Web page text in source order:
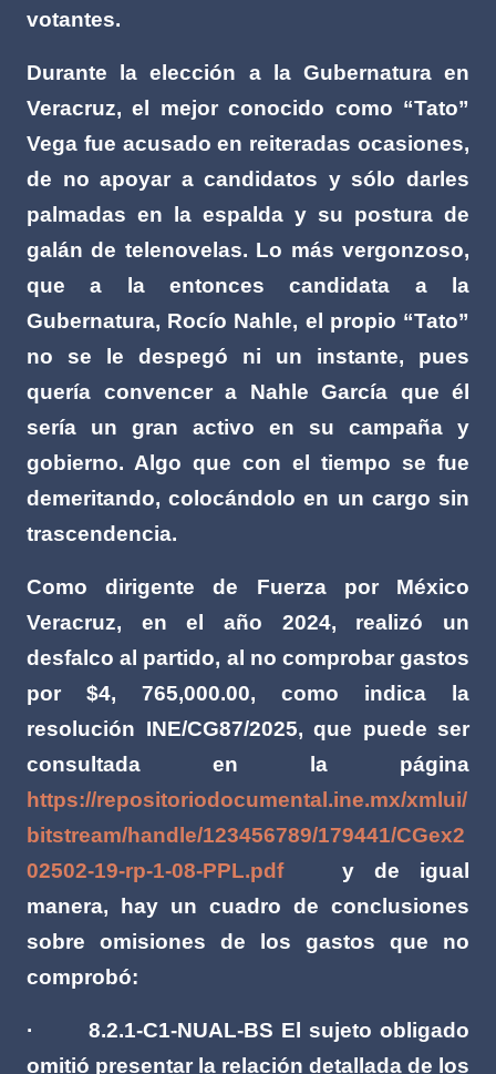
votantes.
Durante la elección a la Gubernatura en
Veracruz, el mejor conocido como “Tato”
Vega fue acusado en reiteradas ocasiones,
de no apoyar a candidatos y sólo darles
palmadas en la espalda y su postura de
galán de telenovelas. Lo más vergonzoso,
que a la entonces candidata a la
Gubernatura, Rocío Nahle, el propio “Tato”
no se le despegó ni un instante, pues
quería convencer a Nahle García que él
sería un gran activo en su campaña y
gobierno. Algo que con el tiempo se fue
demeritando, colocándolo en un cargo sin
trascendencia.
Como dirigente de Fuerza por México
Veracruz, en el año 2024, realizó un
desfalco al partido, al no comprobar gastos
por $4, 765,000.00, como indica la
resolución INE/CG87/2025, que puede ser
consultada en la página
https://repositoriodocumental.ine.mx/xmlui/
bitstream/handle/123456789/179441/CGex2
02502-19-rp-1-08-PPL.pdf
y de igual
manera, hay un cuadro de conclusiones
sobre omisiones de los gastos que no
comprobó:
·
8.2.1-C1-NUAL-BS El sujeto obligado
omitió presentar la relación detallada de los